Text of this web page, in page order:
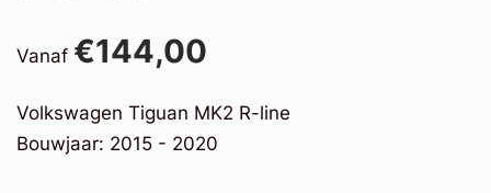
Vanaf €144,00
Volkswagen Tiguan MK2 R-line
Bouwjaar: 2015 - 2020